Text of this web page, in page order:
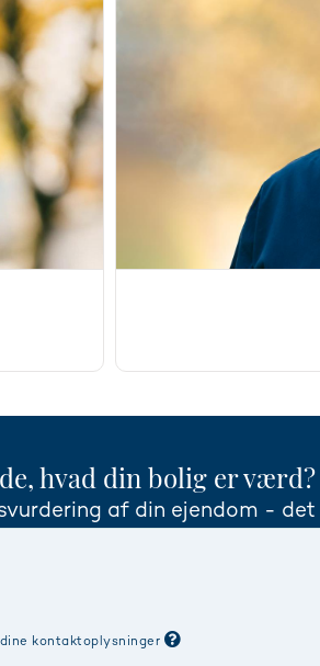
hvad din bolig er værd?
af din ejendom -
kontaktoplysninger